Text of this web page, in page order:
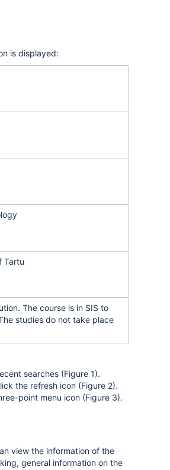
is displayed:
Tartu
The course is in SIS to
studies do not take place
searches (Figure 1).
the refresh icon (Figure 2).
point menu icon (Figure 3).
view the information of the
general information on the